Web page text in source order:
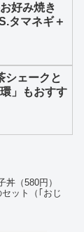
好み焼き
タマネギ＋
シェークと
」もおすす
丼（580円）
ット（｢おじ